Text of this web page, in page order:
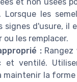
Lorsque les
signes d'usure, il
ou les remplacer.
:Rangez
et ventilé.
maintenir la